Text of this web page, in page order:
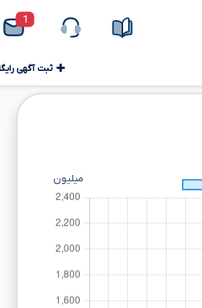
1
ثبت آگهی
میلیون